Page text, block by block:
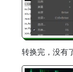
转换完，没有